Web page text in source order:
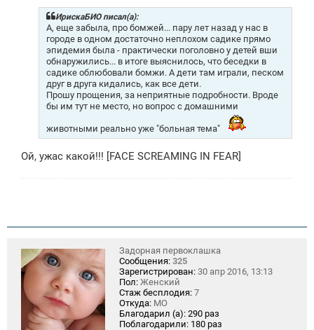
б
щ
е
н
и
е
ИрискаБИО писал(а):
А, еще забыла, про бомжей... пару лет назад у нас в
городе в одном достаточно неплохом садике прямо
эпидемия была - практически поголовно у детей вши
обнаружились... в итоге выяснилось, что беседки в
садике облюбовали бомжи. А дети там играли, песком
друг в друга кидались, как все дети.
Прошу прощения, за неприятные подробности. Вроде
бы им тут не место, но вопрос с домашними
животными реально уже "больная тема"
Ой, ужас какой!!! [FACE SCREAMING IN FEAR]
Задорная первоклашка
Сообщения: 325
Зарегистрирован: 30 апр 2016, 13:13
Пол: Женский
Стаж бесплодия: 7
Откуда: МО
Благодарил (а): 290 раз
Поблагодарили: 180 раз